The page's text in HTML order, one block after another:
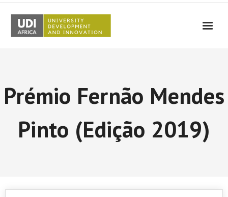
Events
Results
Prémio Fernão Mendes
Pinto (Edição 2019)